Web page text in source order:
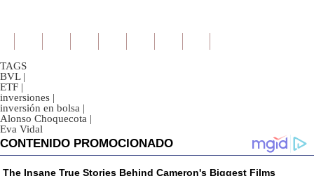
TAGS
BVL |
ETF |
inversiones |
inversión en bolsa |
Alonso Choquecota |
Eva Vidal